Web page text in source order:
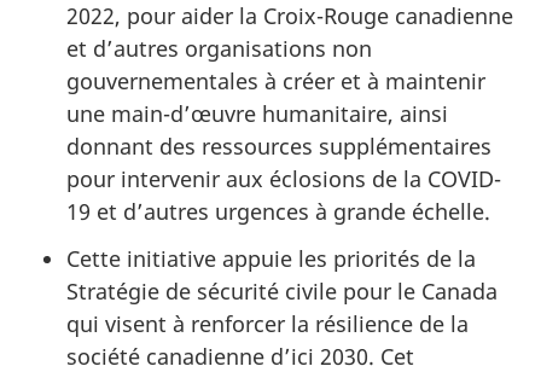
2022, pour aider la Croix-Rouge canadienne
et d’autres organisations non
gouvernementales à créer et à maintenir
une main-d’œuvre humanitaire, ainsi
donnant des ressources supplémentaires
pour intervenir aux éclosions de la COVID-
19 et d’autres urgences à grande échelle.
Cette initiative appuie les priorités de la
Stratégie de sécurité civile pour le Canada
qui visent à renforcer la résilience de la
société canadienne d’ici 2030. Cet